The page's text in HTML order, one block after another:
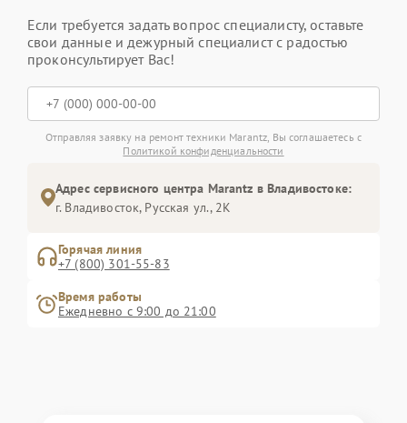
Если требуется задать вопрос специалисту, оставьте
свои данные и дежурный специалист с радостью
проконсультирует Вас!
Отправляя заявку на ремонт техники Marantz, Вы соглашаетесь с
Политикой конфиденциальности
Адрес сервисного центра Marantz в Владивостоке:
г. Владивосток, Русская ул., 2К
Горячая линия
+7 (800) 301-55-83
Время работы
Ежедневно с 9:00 до 21:00